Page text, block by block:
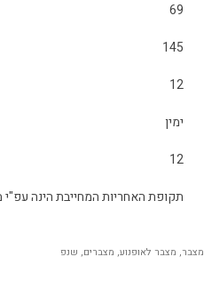
69
145
12
ימין
12
תקופת האחריות המחייבת הינה
מצבר, מצבר לאופנוע, מצברים, שנפ